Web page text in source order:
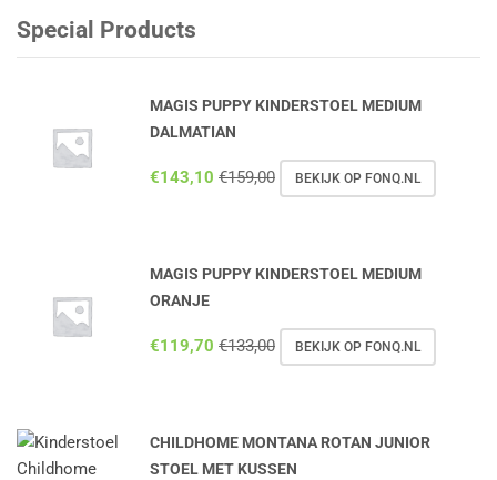
Special Products
MAGIS PUPPY KINDERSTOEL MEDIUM
DALMATIAN
€143,10 €159,00 BEKIJK OP FONQ.NL
MAGIS PUPPY KINDERSTOEL MEDIUM
ORANJE
€119,70 €133,00 BEKIJK OP FONQ.NL
CHILDHOME MONTANA ROTAN JUNIOR
STOEL MET KUSSEN